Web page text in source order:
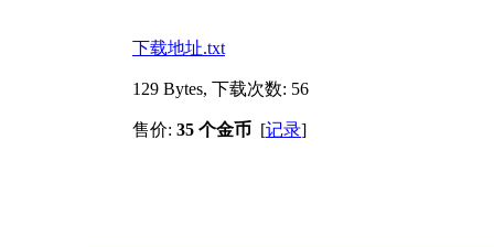
下载地址.txt
129 Bytes, 下载次数: 56
售价: 35 个金币 [记录]